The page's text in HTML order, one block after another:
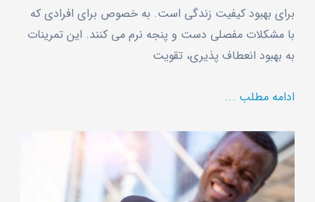
برای بهبود کیفیت زندگی است. به خصوص برای افرادی که
با مشکلات مفصلی دست و پنجه نرم می ‌کنند. این تمرینات
به بهبود انعطاف ‌پذیری، تقویت
ادامه مطلب ...